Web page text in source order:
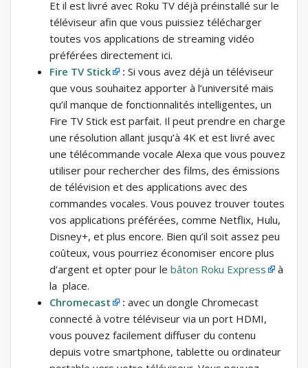
Et il est livré avec Roku TV déjà préinstallé sur le
téléviseur afin que vous puissiez télécharger
toutes vos applications de streaming vidéo
préférées directement ici.
Fire TV Stick
: Si vous avez déjà un téléviseur
que vous souhaitez apporter à l’université mais
qu’il manque de fonctionnalités intelligentes, un
Fire TV Stick est parfait. Il peut prendre en charge
une résolution allant jusqu’à 4K et est livré avec
une télécommande vocale Alexa que vous pouvez
utiliser pour rechercher des films, des émissions
de télévision et des applications avec des
commandes vocales. Vous pouvez trouver toutes
vos applications préférées, comme Netflix, Hulu,
Disney+, et plus encore. Bien qu’il soit assez peu
coûteux, vous pourriez économiser encore plus
d’argent et opter pour le bâton Roku Express
à
la place.
Chromecast
: avec un dongle Chromecast
connecté à votre téléviseur via un port HDMI,
vous pouvez facilement diffuser du contenu
depuis votre smartphone, tablette ou ordinateur